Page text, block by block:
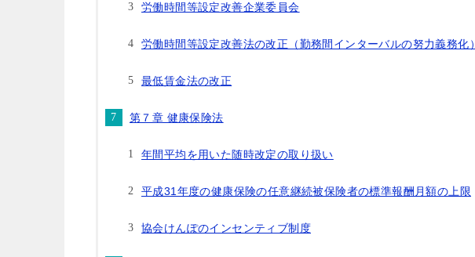
労働時間等設定改善企業委員会
労働時間等設定改善法の改正（勤務間インターバルの努力義務化）
最低賃金法の改正
第７章 健康保険法
年間平均を用いた随時改定の取り扱い
平成31年度の健康保険の任意継続被保険者の標準報酬月額の上限
協会けんぽのインセンティブ制度